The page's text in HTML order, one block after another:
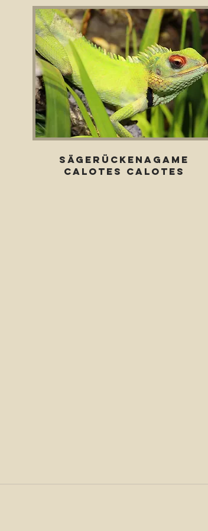
Sägerückenagame
Calotes Calotes